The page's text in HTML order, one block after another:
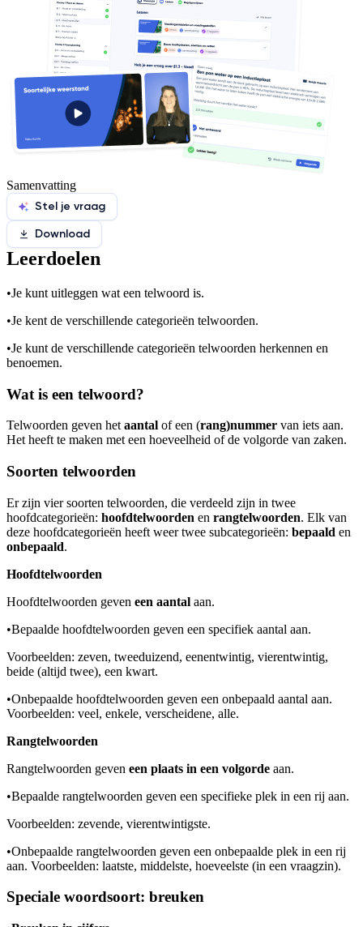
Samenvatting
Stel je vraag
Download
Leerdoelen
•Je kunt uitleggen wat een telwoord is.
•Je kent de verschillende categorieën telwoorden.
•Je kunt de verschillende categorieën telwoorden herkennen en
benoemen.
Wat is een telwoord?
Telwoorden geven het aantal of een (rang)nummer van iets aan.
Het heeft te maken met een hoeveelheid of de volgorde van zaken.
Soorten telwoorden
Er zijn vier soorten telwoorden, die verdeeld zijn in twee
hoofdcategorieën: hoofdtelwoorden en rangtelwoorden. Elk van
deze hoofdcategorieën heeft weer twee subcategorieën: bepaald en
onbepaald.
Hoofdtelwoorden
Hoofdtelwoorden geven een aantal aan.
•Bepaalde hoofdtelwoorden geven een specifiek aantal aan.
Voorbeelden: zeven, tweeduizend, eenentwintig, vierentwintig,
beide (altijd twee), een kwart.
•Onbepaalde hoofdtelwoorden geven een onbepaald aantal aan.
Voorbeelden: veel, enkele, verscheidene, alle.
Rangtelwoorden
Rangtelwoorden geven een plaats in een volgorde aan.
•Bepaalde rangtelwoorden geven een specifieke plek in een rij aan.
Voorbeelden: zevende, vierentwintigste.
•Onbepaalde rangtelwoorden geven een onbepaalde plek in een rij
aan. Voorbeelden: laatste, middelste, hoeveelste (in een vraagzin).
Speciale woordsoort: breuken